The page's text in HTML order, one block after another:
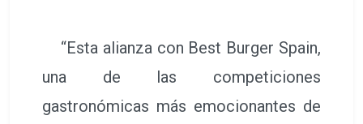
“Esta alianza con Best Burger Spain,
una de las competiciones
gastronómicas más emocionantes de